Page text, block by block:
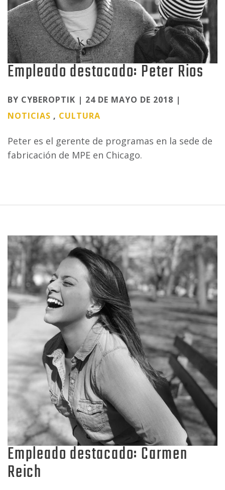
Empleado destacado: Peter Rios
Categories
BY CYBEROPTIK | 24 DE MAYO DE 2018 |
NOTICIAS , CULTURA
Peter es el gerente de programas en la sede de
fabricación de MPE en Chicago.
Empleado destacado: Carmen
Reich